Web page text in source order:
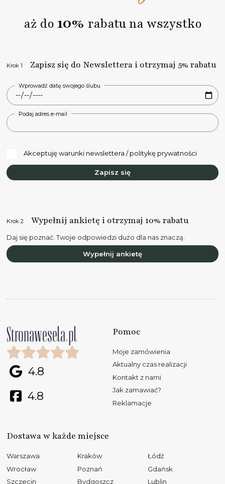
aż do 10% rabatu na wszystko
Krok 1 Zapisz się do Newslettera i otrzymaj 5% rabatu
Wprowadź datę swojego ślubu
Podaj adres e-mail
Akceptuję warunki newslettera / politykę prywatności
Zapisz się
Krok 2 Wypełnij ankietę i otrzymaj 10% rabatu
Daj się poznać. Twoje odpowiedzi dużo dla nas znaczą.
Wypełnij ankietę
4.8
4.8
Pomoc
Moje zamówienia
Aktualny czas realizacji
Kontakt z nami
Jak zamawiać?
Reklamacje
Dostawa w każde miejsce
Warszawa Kraków
Łódź
Wrocław
Poznań
Gdańsk
Szczecin
Bydgoszcz Lublin